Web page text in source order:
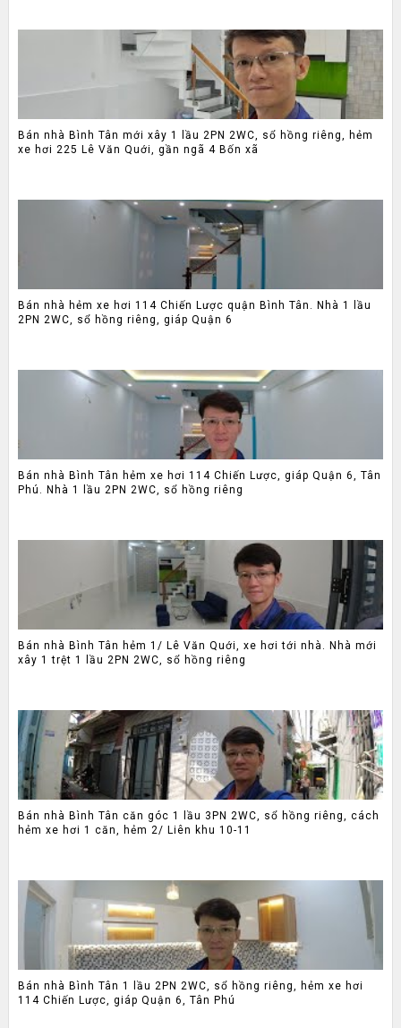
Bán nhà Bình Tân mới xây 1 lầu 2PN 2WC, sổ hồng riêng, hẻm
xe hơi 225 Lê Văn Quới, gần ngã 4 Bốn xã
Bán nhà hẻm xe hơi 114 Chiến Lược quận Bình Tân. Nhà 1 lầu
2PN 2WC, sổ hồng riêng, giáp Quận 6
Bán nhà Bình Tân hẻm xe hơi 114 Chiến Lược, giáp Quận 6, Tân
Phú. Nhà 1 lầu 2PN 2WC, sổ hồng riêng
Bán nhà Bình Tân hẻm 1/ Lê Văn Quới, xe hơi tới nhà. Nhà mới
xây 1 trệt 1 lầu 2PN 2WC, sổ hồng riêng
Bán nhà Bình Tân căn góc 1 lầu 3PN 2WC, sổ hồng riêng, cách
hẻm xe hơi 1 căn, hẻm 2/ Liên khu 10-11
Bán nhà Bình Tân 1 lầu 2PN 2WC, sổ hồng riêng, hẻm xe hơi
114 Chiến Lược, giáp Quận 6, Tân Phú